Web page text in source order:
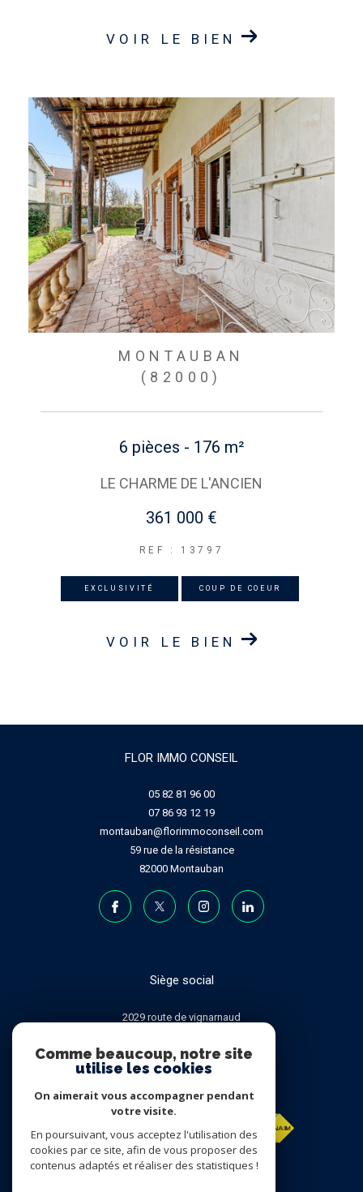
VOIR LE BIEN
MONTAUBAN
(82000)
6 pièces - 176 m²
LE CHARME DE L'ANCIEN
361 000 €
REF : 13797
EXCLUSIVITÉ COUP DE COEUR
VOIR LE BIEN
FLOR IMMO CONSEIL
05 82 81 96 00
07 86 93 12 19
montauban@florimmoconseil.com
59 rue de la résistance
82000
Montauban
Siège social
2029 route de vignarnaud
ADHÉRENTS
Comme beaucoup, notre site
utilise les cookies
On aimerait vous accompagner pendant
votre visite.
En poursuivant, vous acceptez l'utilisation des
cookies par ce site, afin de vous proposer des
contenus adaptés et réaliser des statistiques !